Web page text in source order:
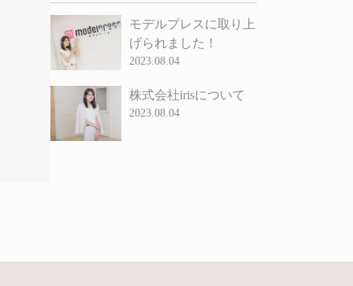
モデルプレスに取り上
げられました！
2023.08.04
株式会社irisについて
2023.08.04